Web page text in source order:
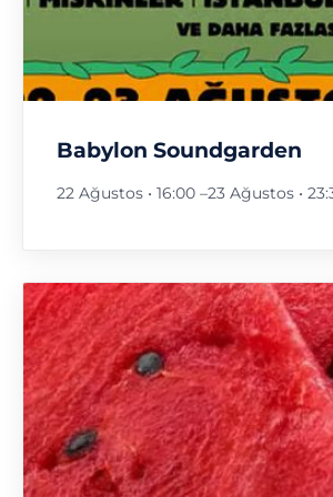
Babylon Soundgarden
22 Ağustos • 16:00 –23 Ağustos •